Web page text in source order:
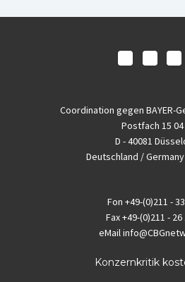
Coordination gegen BAYER-
Postfach 15 04
D - 40081
Deutschland /
Fon +49-(0)211 -
Fax+49-(0)211 - 26
eMail
Konzernkritik